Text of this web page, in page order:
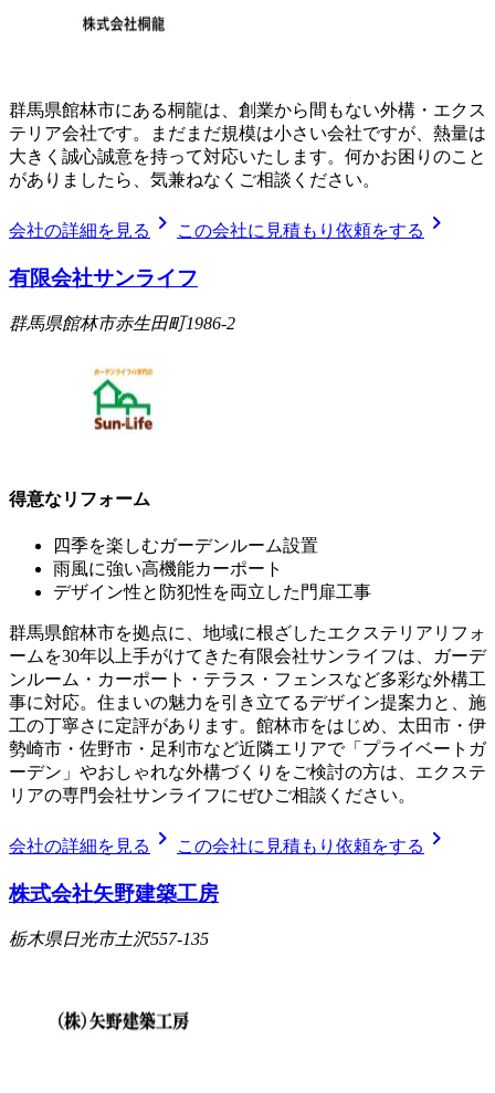
群馬県館林市にある桐龍は、創業から間もない外構・エクス
テリア会社です。まだまだ規模は小さい会社ですが、熱量は
大きく誠心誠意を持って対応いたします。何かお困りのこと
がありましたら、気兼ねなくご相談ください。
会社の詳細を見る chevron_right この会社に見積もり依頼をする chevron_right
有限会社サンライフ
群馬県館林市赤生田町1986-2
得意なリフォーム
四季を楽しむガーデンルーム設置
雨風に強い高機能カーポート
デザイン性と防犯性を両立した門扉工事
群馬県館林市を拠点に、地域に根ざしたエクステリアリフォ
ームを30年以上手がけてきた有限会社サンライフは、ガーデ
ンルーム・カーポート・テラス・フェンスなど多彩な外構工
事に対応。住まいの魅力を引き立てるデザイン提案力と、施
工の丁寧さに定評があります。館林市をはじめ、太田市・伊
勢崎市・佐野市・足利市など近隣エリアで「プライベートガ
ーデン」やおしゃれな外構づくりをご検討の方は、エクステ
リアの専門会社サンライフにぜひご相談ください。
会社の詳細を見る chevron_right この会社に見積もり依頼をする chevron_right
株式会社矢野建築工房
栃木県日光市土沢557-135